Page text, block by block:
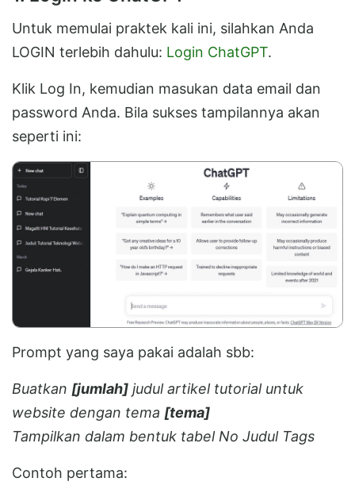
Untuk memulai praktek kali ini, silahkan Anda
LOGIN terlebih dahulu: Login ChatGPT.
Klik Log In, kemudian masukan data email dan
password Anda. Bila sukses tampilannya akan
seperti ini:
Prompt yang saya pakai adalah sbb:
Buatkan [jumlah] judul artikel tutorial untuk
website dengan tema [tema]
Tampilkan dalam bentuk tabel No Judul Tags
Contoh pertama: